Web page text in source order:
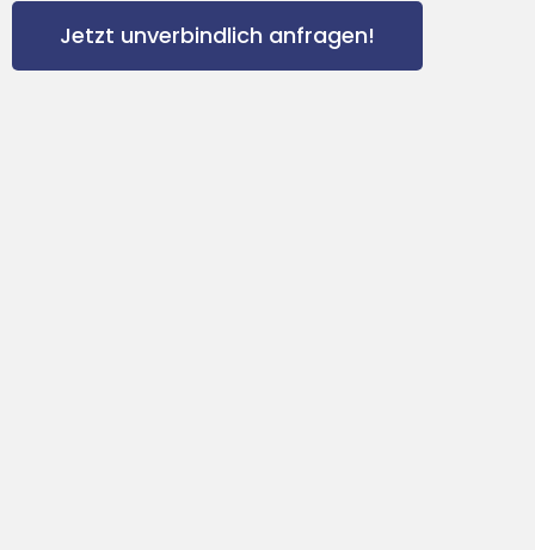
Jetzt unverbindlich anfragen!